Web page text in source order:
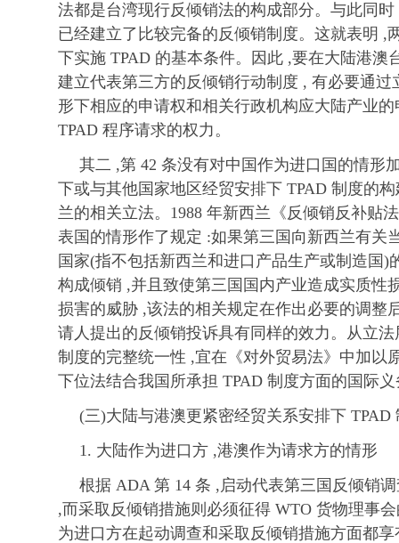
法都是台湾现行反倾销法的构成部分。与此同
已经建立了比较完备的反倾销制度。这就表明 ,
下实施 TPAD 的基本条件。因此 ,要在大陆港澳
建立代表第三方的反倾销行动制度 , 有必要通
形下相应的申请权和相关行政机构应大陆产业
TPAD 程序请求的权力。
其二 ,第 42 条没有对中国作为进口国的情形
下或与其他国家地区经贸安排下 TPAD 制度的
兰的相关立法。1988 年新西兰《反倾销反补贴
表国的情形作了规定 :如果第三国向新西兰有关
国家(指不包括新西兰和进口产品生产或制造国)
构成倾销 ,并且致使第三国国内产业造成实质性
损害的威胁 ,该法的相关规定在作出必要的调整
请人提出的反倾销投诉具有同样的效力。从立
制度的完整统一性 ,宜在《对外贸易法》中加以
下位法结合我国所承担 TPAD 制度方面的国际
(三)大陆与港澳更紧密经贸关系安排下 TPAD
1. 大陆作为进口方 ,港澳作为请求方的情形
根据 ADA 第 14 条 ,启动代表第三国反倾销
,而采取反倾销措施则必须征得 WTO 货物理事
为进口方在起动调查和采取反倾销措施方面都